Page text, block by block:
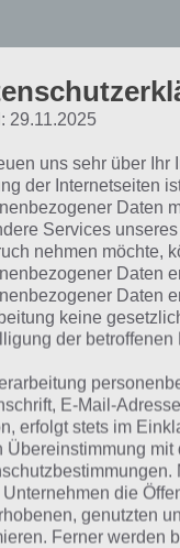
für
29.11.2025
uns sehr über Ihr
der Internetseiten
Daten
Services
nehmen möchte,
Daten
Daten
keine
der betroffenen
E-Mail-
erfolgt stets im
Übereinstimmung
Unternehmen die
genutzten
Ferner werden